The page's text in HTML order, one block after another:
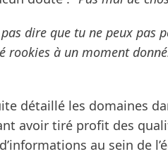
dire que tu ne peux pas
rookies à un moment
détaillé les domaines
avoir tiré profit des
au sein de